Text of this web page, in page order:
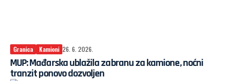
Granica Kamioni 26. 6. 2026.
MUP: Mađarska ublažila zabranu za kamione, noćni
tranzit ponovo dozvoljen